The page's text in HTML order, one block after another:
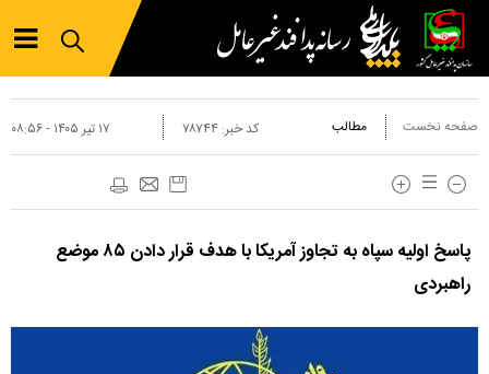
صفحه نخست مطالب ۱۷ تير ۱۴۰۵ - ۰۸:۵۶ کد خبر:۷۸۷۴۴
پاسخ اولیه سپاه به تجاوز آمریکا با هدف قرار دادن ۸۵ موضع
راهبردی